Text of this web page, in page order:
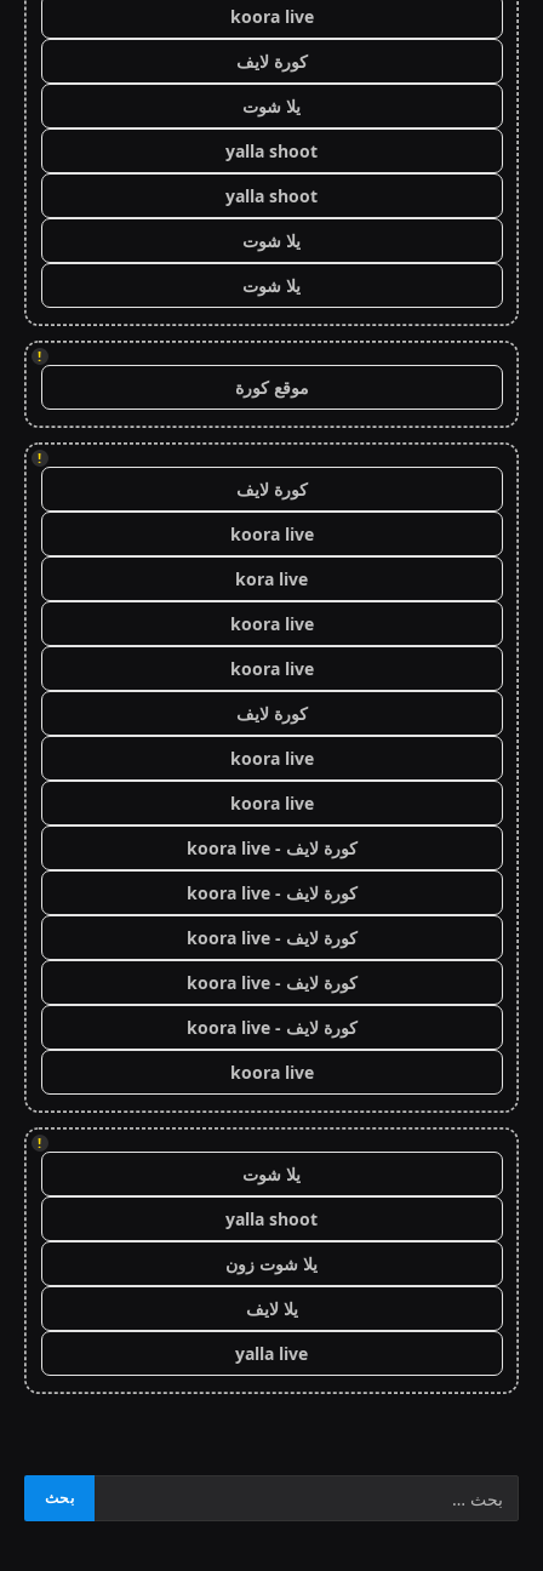
koora live
كورة لايف
يلا شوت
yalla shoot
yalla shoot
يلا شوت
يلا شوت
!
موقع كورة
!
كورة لايف
koora live
kora live
koora live
koora live
كورة لايف
koora live
koora live
كورة لايف - koora live
كورة لايف - koora live
كورة لايف - koora live
كورة لايف - koora live
كورة لايف - koora live
koora live
!
يلا شوت
yalla shoot
يلا شوت زون
يلا لايف
yalla live